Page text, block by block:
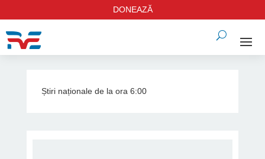
DONEAZĂ
Știri naționale de la ora 6:00